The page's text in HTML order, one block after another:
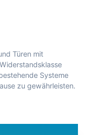
Türen mit
Systeme
zu gewährleisten.